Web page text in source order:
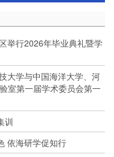
举行2026年毕业典礼暨学
大学与中国海洋大学、河
室第一届学术委员会第一
训
依海研学促知行